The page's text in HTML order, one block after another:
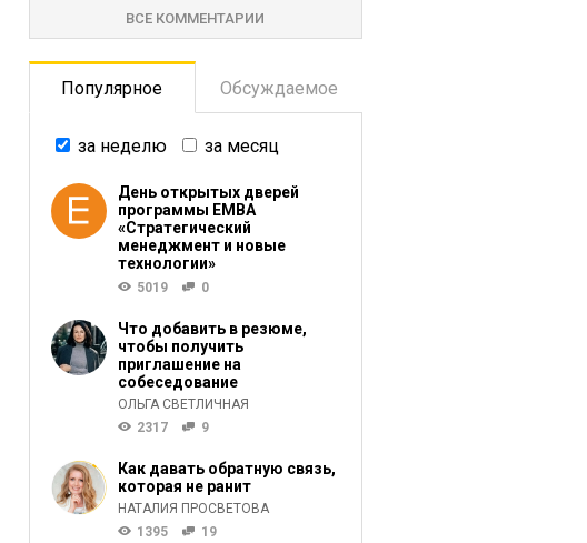
ВСЕ КОММЕНТАРИИ
Популярное Обсуждаемое
за неделю за месяц
День открытых дверей
программы ЕМВА
«Стратегический
менеджмент и новые
технологии»
5019 0
Что добавить в резюме,
чтобы получить
приглашение на
собеседование
ОЛЬГА СВЕТЛИЧНАЯ
2317
9
Как давать обратную связь,
которая не ранит
НАТАЛИЯ ПРОСВЕТОВА
1395
19